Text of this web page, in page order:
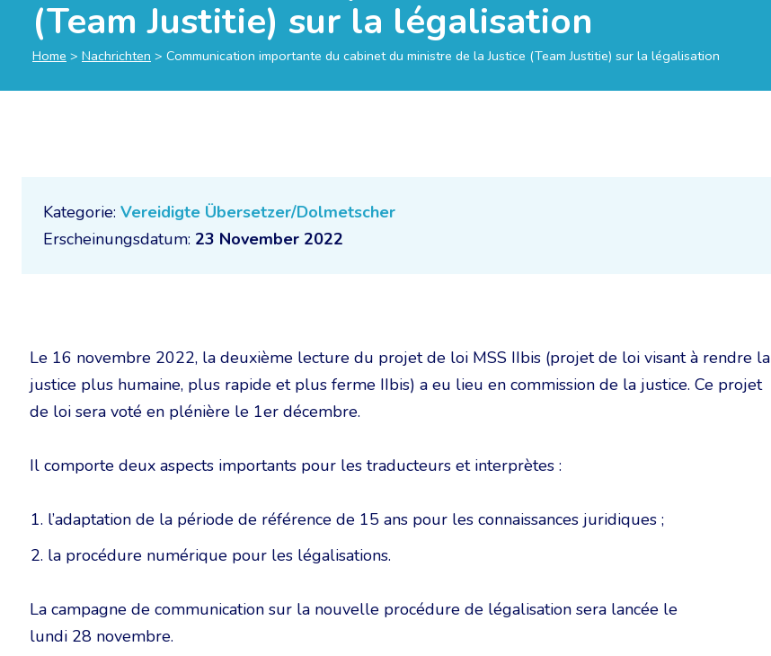
(Team Justitie) sur la légalisation
Home > Nachrichten > Communication importante du cabinet du ministre de la Justice (Team Justitie) sur la légalisation
Kategorie: Vereidigte Übersetzer/Dolmetscher
Erscheinungsdatum: 23 November 2022
Le 16 novembre 2022, la deuxième lecture du projet de loi MSS IIbis (projet de loi visant à rendre la
justice plus humaine, plus rapide et plus ferme IIbis) a eu lieu en commission de la justice. Ce projet
de loi sera voté en plénière le 1er décembre.
Il comporte deux aspects importants pour les traducteurs et interprètes :
l’adaptation de la période de référence de 15 ans pour les connaissances juridiques ;
la procédure numérique pour les légalisations.
La campagne de communication sur la nouvelle procédure de légalisation sera lancée le
lundi 28 novembre.